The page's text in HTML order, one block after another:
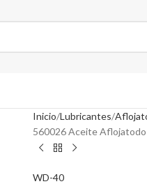
Inicio Lubricantes
560026 Aceite Aflojatodo
WD-40